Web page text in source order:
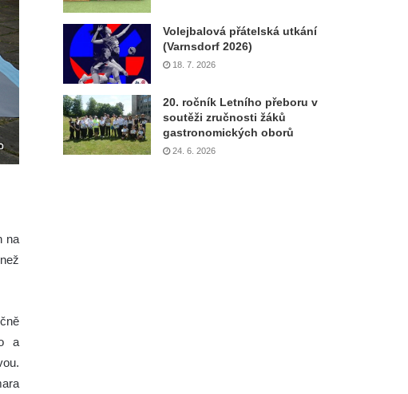
na
a
Volejbalová přátelská utkání
(Varnsdorf 2026)
18. 7. 2026
20. ročník Letního přeboru v
soutěži zručnosti žáků
gastronomických oborů
24. 6. 2026